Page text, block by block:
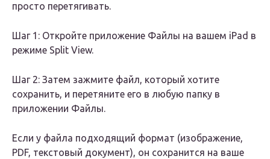
просто перетягивать.
Шаг 1: Откройте приложение Файлы на вашем iPad в
режиме Split View.
Шаг 2: Затем зажмите файл, который хотите
сохранить, и перетяните его в любую папку в
приложении Файлы.
Если у файла подходящий формат (изображение,
PDF, текстовый документ), он сохранится на ваше